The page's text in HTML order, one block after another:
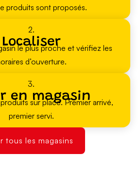
produits sont proposés.
2.
Localiser
le plus proche et vérifiez les
d’ouverture.
3.
en magasin
sur place. Premier arrivé,
premier servi.
tous les magasins